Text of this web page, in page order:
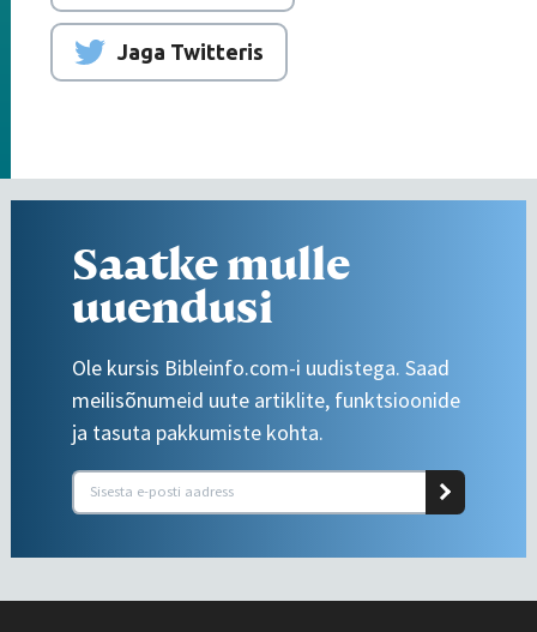
Jaga Twitteris
Saatke mulle
uuendusi
Ole kursis Bibleinfo.com-i uudistega. Saad
meilisõnumeid uute artiklite, funktsioonide
ja tasuta pakkumiste kohta.